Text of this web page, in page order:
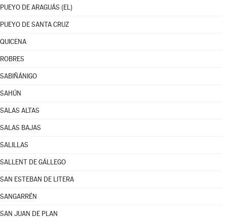
PUEYO DE ARAGUÁS (EL)
PUEYO DE SANTA CRUZ
QUICENA
ROBRES
SABIÑÁNIGO
SAHÚN
SALAS ALTAS
SALAS BAJAS
SALILLAS
SALLENT DE GÁLLEGO
SAN ESTEBAN DE LITERA
SANGARRÉN
SAN JUAN DE PLAN